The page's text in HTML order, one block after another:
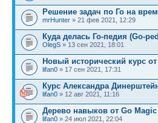
Решение задач по Го на
mrHunter » 21 фев 2021, 12:29
Куда делась Го-педия (Go-
OlegS » 13 сен 2021, 18:01
Новый исторический курс
lifan0 » 17 сен 2021, 17:31
Курс Александра
lifan0 » 12 авг 2021, 11:16
Дерево навыков от Go Magic
lifan0 » 24 июл 2021, 22:04